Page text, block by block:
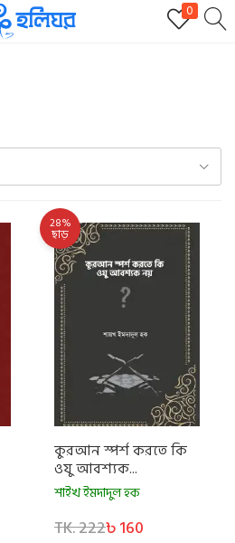
0
REGISTER
Lost password?
28%
ছাড়
কুরআন স্পর্শ করতে কি
ওযু আবশ্যক...
শাইখ ইমদাদুল হক
TK. 222৳ 160